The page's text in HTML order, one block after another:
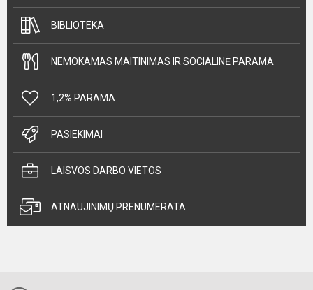
BIBLIOTEKA
NEMOKAMAS MAITINIMAS IR SOCIALINĖ PARAMA
1,2% PARAMA
PASIEKIMAI
LAISVOS DARBO VIETOS
ATNAUJINIMŲ PRENUMERATA